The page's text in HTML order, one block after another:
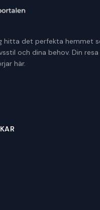
hitta det perfekta hemmet
och dina behov. Din
här.